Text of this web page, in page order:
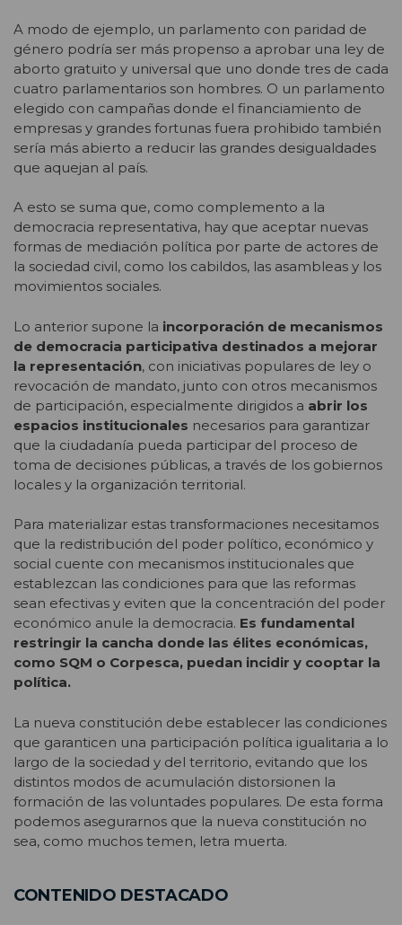
A modo de ejemplo, un parlamento con paridad de
género podría ser más propenso a aprobar una ley de
aborto gratuito y universal que uno donde tres de cada
cuatro parlamentarios son hombres. O un parlamento
elegido con campañas donde el financiamiento de
empresas y grandes fortunas fuera prohibido también
sería más abierto a reducir las grandes desigualdades
que aquejan al país.
A esto se suma que, como complemento a la
democracia representativa, hay que aceptar nuevas
formas de mediación política por parte de actores de
la sociedad civil, como los cabildos, las asambleas y los
movimientos sociales.
Lo anterior supone la incorporación de mecanismos
de democracia participativa destinados a mejorar
la representación, con iniciativas populares de ley o
revocación de mandato, junto con otros mecanismos
de participación, especialmente dirigidos a abrir los
espacios institucionales necesarios para garantizar
que la ciudadanía pueda participar del proceso de
toma de decisiones públicas, a través de los gobiernos
locales y la organización territorial.
Para materializar estas transformaciones necesitamos
que la redistribución del poder político, económico y
social cuente con mecanismos institucionales que
establezcan las condiciones para que las reformas
sean efectivas y eviten que la concentración del poder
económico anule la democracia. Es fundamental
restringir la cancha donde las élites económicas,
como SQM o Corpesca, puedan incidir y cooptar la
política.
La nueva constitución debe establecer las condiciones
que garanticen una participación política igualitaria a lo
largo de la sociedad y del territorio, evitando que los
distintos modos de acumulación distorsionen la
formación de las voluntades populares. De esta forma
podemos asegurarnos que la nueva constitución no
sea, como muchos temen, letra muerta.
CONTENIDO DESTACADO